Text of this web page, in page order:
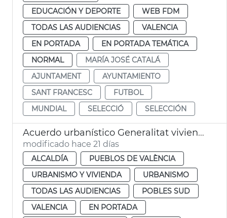
EDUCACIÓN Y DEPORTE
WEB FDM
TODAS LAS AUDIENCIAS
VALENCIA
EN PORTADA
EN PORTADA TEMÁTICA
NORMAL
MARÍA JOSÉ CATALÁ
AJUNTAMENT
AYUNTAMIENTO
SANT FRANCESC
FUTBOL
MUNDIAL
SELECCIÓ SELECCIÓN
Acuerdo urbanístico Generalitat viviendas la Torre València
modificado hace 21 días
ALCALDÍA
PUEBLOS DE VALÈNCIA
URBANISMO Y VIVIENDA
URBANISMO
TODAS LAS AUDIENCIAS
POBLES SUD
VALENCIA
EN PORTADA